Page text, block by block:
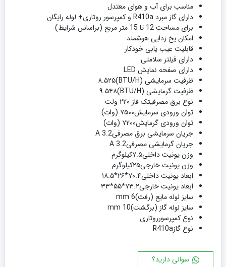
مناسب برای آب و هوای معتدل
دارای گاز مبرد R410a و کمپرسور روتاری+ لوله رایگان
برای مساحت 12 تا 15 متر مربع (براساس شرایط)
امکان یخ زدایی هوشمند
قابلیت عیب یابی خودکار
دارای فیلتر سلامتی
دارای صفحه نمایش LED
ظرفیت سرمایشی (BTU/H)۸.۵۲۵
ظرفیت گرمایشی (BTU/H)۹.۵۴۸
نوع برق مصرفیتک فاز ۲۲۰ ولت
توان ورودی سرمایش۷۵۰۰ (وات)
توان ورودی گرمایش۷۲۰۰ (وات)
جریان سرمایشی برق مصرفی3.2 A
جریان گرمایشی مصرفی3.2 A
وزن یونیت داخلی۷.۵کیلوگرم
وزن یونیت خارجی۲۵کیلوگرم
ابعاد یونیت داخلی۷۰.۴*۲۶*۱۸.۵
ابعاد یونیت خارجی۷۳.۲*۵۵*۳۳
سایز لوله مایع (رفت)6 mm
سایز لوله گاز (برگشت)10 mm
نوع کمپرسورروتاری
نوع گازR410a
سوالی دارید؟